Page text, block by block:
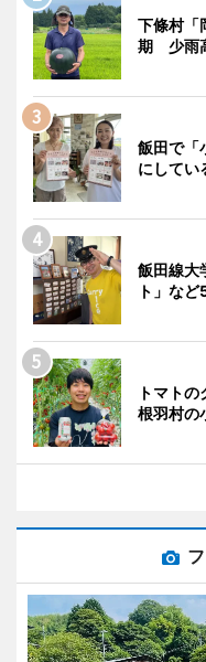
下條村「
期 少雨
飯田で「
にしてい
飯田線大
ト」な
トマト
根羽村の